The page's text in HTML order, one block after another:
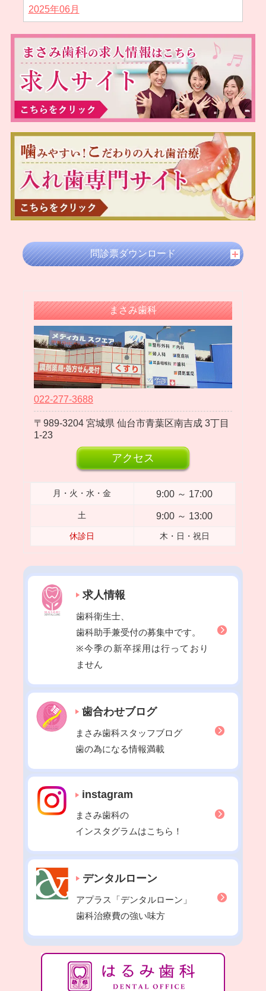
2025年06月
2025年04月
2025年02月
2025年01月
2024年12月
2024年11月
2024年10月
2024年09月
2024年08月
2024年07月
2024年05月
2024年03月
2024年02月
2023年12月
2023年11月
2023年10月
2023年09月
2023年08月
2023年07月
2023年05月
2023年04月
2023年03月
2023年02月
2022年09月
2022年08月
2022年07月
2022年06月
2022年03月
2022年02月
2022年01月
2021年12月
2021年11月
2021年10月
2021年09月
2021年08月
2021年06月
2021年05月
2021年04月
2021年03月
2021年02月
2021年01月
2020年12月
2020年11月
問診票ダウンロード
まさみ歯科
022-277-3688
989-3204 宮城県 仙台市青葉区南吉成 3丁目
1-23
アクセス
月・火・水・金 9:00 ～ 17:00
土 9:00 ～ 13:00
休診日 木・日・祝日
求人情報
歯科衛生士、
歯科助手兼受付の募集中です。
※今季の新卒採用は行っており
ません
歯合わせブログ
まさみ歯科スタッフブログ
歯の為になる情報満載
instagram
まさみ歯科の
インスタグラムはこちら！
デンタルローン
アプラス「デンタルローン」
歯科治療費の強い味方